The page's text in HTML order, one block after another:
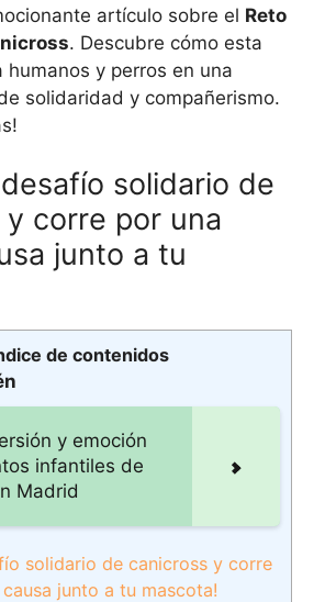
artículo sobre el Reto
. Descubre cómo esta
humanos y perros en una
solidaridad y compañerismo.
solidario de
corre por una
junto a tu
de contenidos
y emoción
infantiles de
Madrid
solidario de canicross y corre
junto a tu mascota!